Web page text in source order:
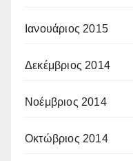
Ιανουάριος 2015
Δεκέμβριος 2014
Νοέμβριος 2014
Οκτώβριος 2014